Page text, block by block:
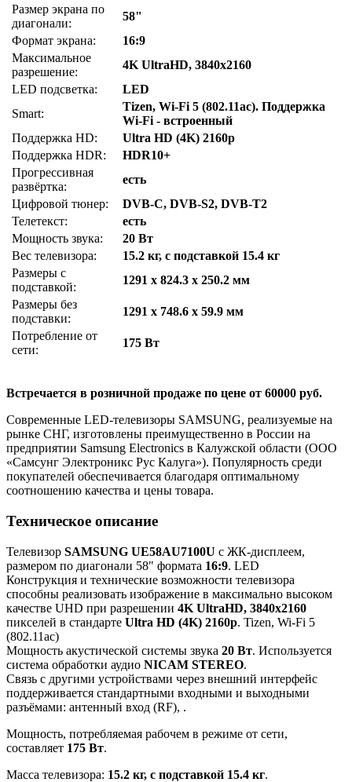
Размер экрана по
диагонали:
58"
Формат экрана:
16:9
Максимальное
разрешение:
4K UltraHD, 3840x2160
LED подсветка:
LED
Smart:
Tizen, Wi-Fi 5 (802.11ac). Поддержка
Wi-Fi - встроенный
Поддержка HD:
Ultra HD (4K) 2160p
Поддержка HDR:
HDR10+
Прогрессивная
развёртка:
есть
Цифровой тюнер:
DVB-C, DVB-S2, DVB-T2
Телетекст:
есть
Мощность звука:
20 Вт
Вес телевизора:
15.2 кг, с подставкой 15.4 кг
Размеры с
подставкой:
1291 x 824.3 x 250.2 мм
Размеры без
подставки:
1291 x 748.6 x 59.9 мм
Потребление от
сети:
175 Вт
Встречается в розничной продаже по цене от 60000 руб.
Современные LED-телевизоры SAMSUNG, реализуемые на
рынке СНГ, изготовлены преимущественно в России на
предприятии Samsung Electronics в Калужской области (ООО
«Самсунг Электроникс Рус Калуга»). Популярность среди
покупателей обеспечивается благодаря оптимальному
соотношению качества и цены товара.
Техническое описание
Телевизор SAMSUNG UE58AU7100U с ЖК-дисплеем,
размером по диагонали 58" формата 16:9. LED
Конструкция и технические возможности телевизора
способны реализовать изображение в максимально высоком
качестве UHD при разрешении 4K UltraHD, 3840x2160
пикселей в стандарте Ultra HD (4K) 2160p. Tizen, Wi-Fi 5
(802.11ac)
Мощность акустической системы звука 20 Вт. Используется
система обработки аудио NICAM STEREO.
Связь с другими устройствами через внешний интерфейс
поддерживается стандартными входными и выходными
разъёмами: антенный вход (RF), .
Мощность, потребляемая рабочем в режиме от сети,
составляет 175 Вт.
Масса телевизора: 15.2 кг, с подставкой 15.4 кг.